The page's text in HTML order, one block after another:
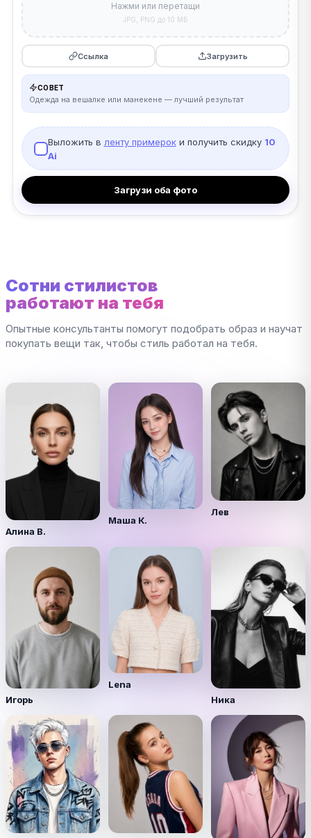
Нажми или перетащи
JPG, PNG до 10 МБ
Ссылка Загрузить
СОВЕТ
Одежда на вешалке или манекене — лучший результат
Выложить в ленту примероки получить скидку 10
Ai
Загрузи оба фото
Сотни стилистов
работают на тебя
Опытные консультанты помогут подобрать образ и научат
покупать вещи так, чтобы стиль работал на тебя.
Алина В.
Маша К.
Лев
Игорь
Lena
Ника